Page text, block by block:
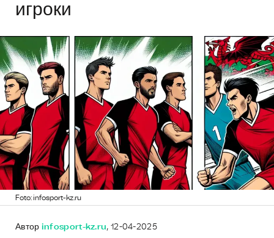
игроки
Foto: infosport-kz.ru
Автор infosport-kz.ru, 12-04-2025